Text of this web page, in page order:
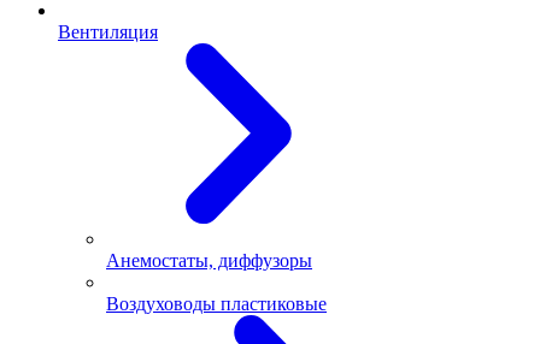
Вентиляция
Анемостаты, диффузоры
Воздуховоды пластиковые